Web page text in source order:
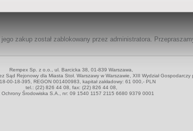
zakup został zablokowany przez administratora.
Rempex Sp. z o.o., ul. Barcicka 38, 01-839 Warszawa,
Sąd Rejonowy dla Miasta Stoł. Warszawy w Warszawie, XIII Wydział
00-18-395, REGON 001400983, kapitał zakładowy: 61 000,- PLN
tel.: (22) 826 44 08, fax: (22) 826 44 08,
Ochrony Środowiska S.A., nr: 09 1540 1157 2115 6680 9379 0001